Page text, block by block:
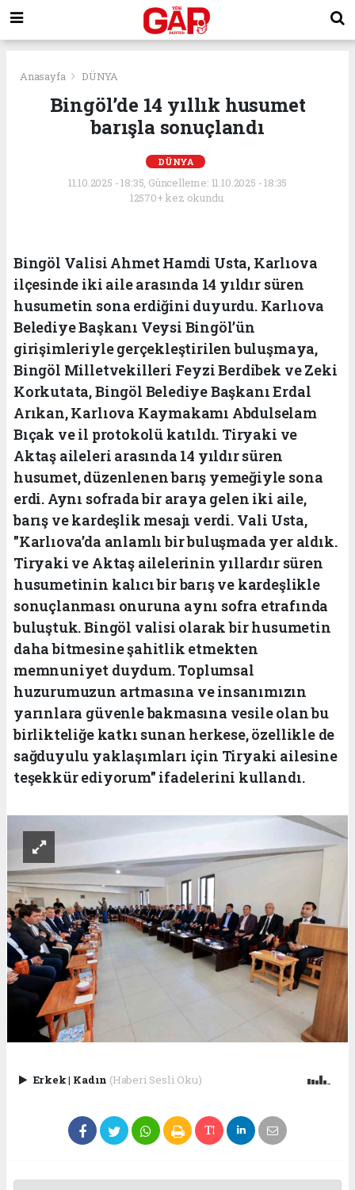
Anasayfa DÜNYA
Bingöl’de 14 yıllık husumet
barışla sonuçlandı
DÜNYA
11.10.2025 - 18:35, Güncelleme: 11.10.2025 - 18:35
12570+ kez okundu.
Bingöl Valisi Ahmet Hamdi Usta, Karlıova
ilçesinde iki aile arasında 14 yıldır süren
husumetin sona erdiğini duyurdu. Karlıova
Belediye Başkanı Veysi Bingöl’ün
girişimleriyle gerçekleştirilen buluşmaya,
Bingöl Milletvekilleri Feyzi Berdibek ve Zeki
Korkutata, Bingöl Belediye Başkanı Erdal
Arıkan, Karlıova Kaymakamı Abdulselam
Bıçak ve il protokolü katıldı. Tiryaki ve
Aktaş aileleri arasında 14 yıldır süren
husumet, düzenlenen barış yemeğiyle sona
erdi. Aynı sofrada bir araya gelen iki aile,
barış ve kardeşlik mesajı verdi. Vali Usta,
"Karlıova’da anlamlı bir buluşmada yer aldık.
Tiryaki ve Aktaş ailelerinin yıllardır süren
husumetinin kalıcı bir barış ve kardeşlikle
sonuçlanması onuruna aynı sofra etrafında
buluştuk. Bingöl valisi olarak bir husumetin
daha bitmesine şahitlik etmekten
memnuniyet duydum. Toplumsal
huzurumuzun artmasına ve insanımızın
yarınlara güvenle bakmasına vesile olan bu
birlikteliğe katkı sunan herkese, özellikle de
sağduyulu yaklaşımları için Tiryaki ailesine
teşekkür ediyorum" ifadelerini kullandı.
Erkek| Kadın (Haberi Sesli Oku)